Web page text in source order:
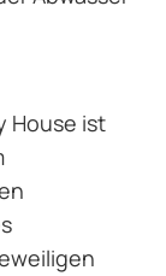
House ist